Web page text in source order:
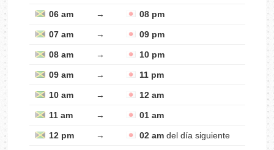
06 am → 08 pm
07 am → 09 pm
08 am → 10 pm
09 am → 11 pm
10 am → 12 am
11 am → 01 am
12 pm → 02 amdel día siguiente